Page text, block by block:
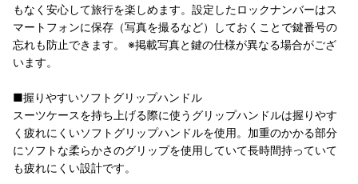
もなく安心して旅行を楽しめます。設定したロックナンバーはス
マートフォンに保存（写真を撮るなど）しておくことで鍵番号の
忘れも防止できます。 ※掲載写真と鍵の仕様が異なる場合がござ
います。
■握りやすいソフトグリップハンドル
スーツケースを持ち上げる際に使うグリップハンドルは握りやす
く疲れにくいソフトグリップハンドルを使用。加重のかかる部分
にソフトな柔らかさのグリップを使用していて長時間持っていて
も疲れにくい設計です。